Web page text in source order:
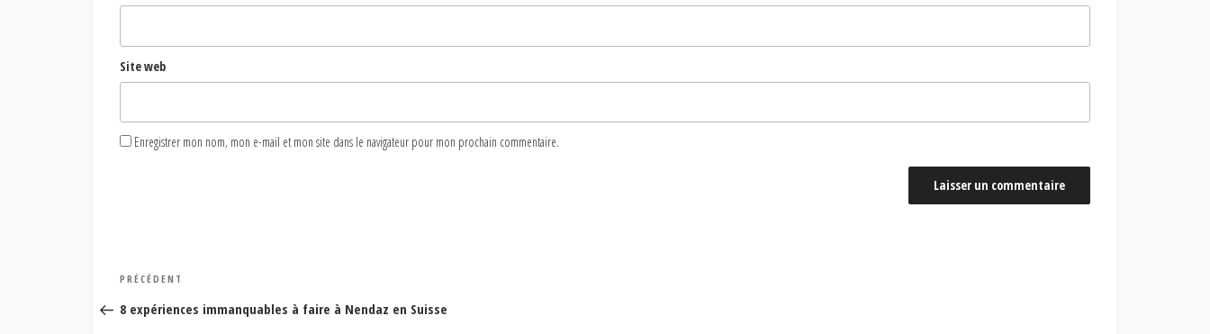
Site web
Enregistrer mon nom, mon e-mail et mon site dans le navigateur pour mon prochain commentaire.
Navigation
de
Article
précédent
PRÉCÉDENT
8 expériences immanquables à faire à Nendaz en Suisse